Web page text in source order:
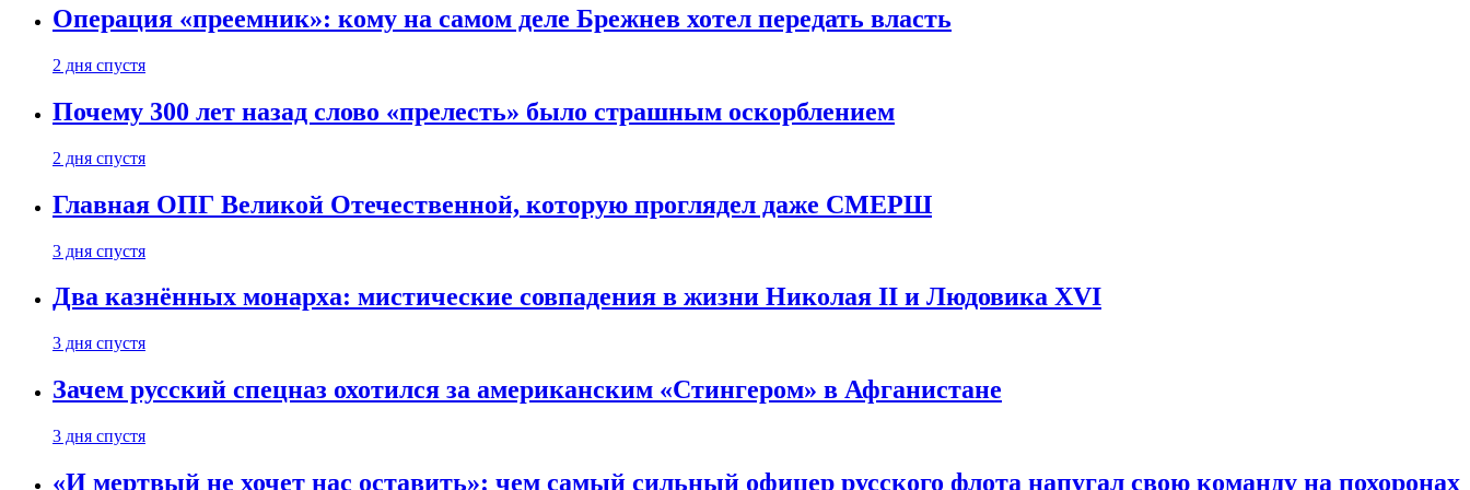
Операция «преемник»: кому на самом деле Брежнев хотел передать власть
2 дня спустя
Почему 300 лет назад слово «прелесть» было страшным оскорблением
2 дня спустя
Главная ОПГ Великой Отечественной, которую проглядел даже СМЕРШ
3 дня спустя
Два казнённых монарха: мистические совпадения в жизни Николая II и Людовика XVI
3 дня спустя
Зачем русский спецназ охотился за американским «Стингером» в Афганистане
3 дня спустя
«И мертвый не хочет нас оставить»: чем самый сильный офицер русского флота напугал свою команду на похоронах